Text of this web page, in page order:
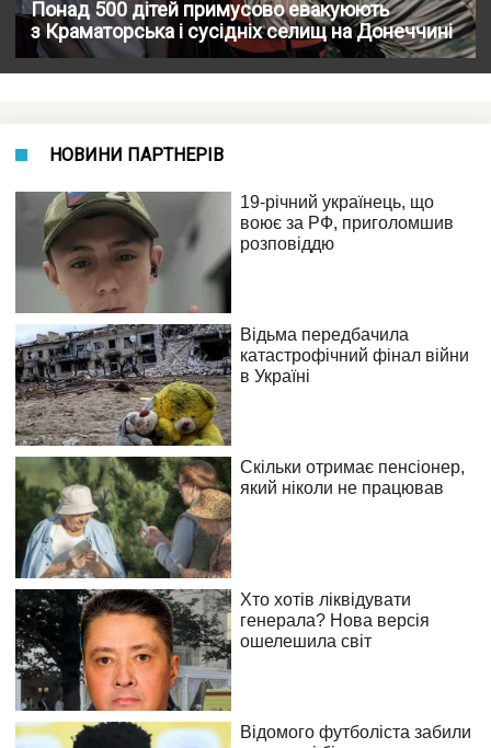
Понад 500 дітей примусово евакуюють
з Краматорська і сусідніх селищ на Донеччині
НОВИНИ ПАРТНЕРІВ